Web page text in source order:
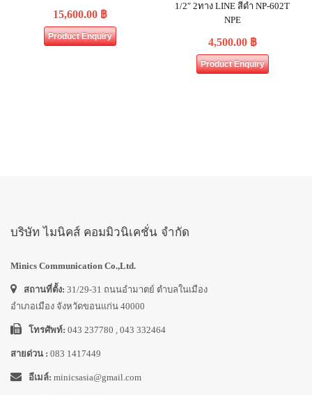
15,600.00 ฿
Product Enquiry
1/2″ 2ทาง LINE สีดำ NP-602T
NPE
4,500.00 ฿
Product Enquiry
บริษัท ไมนิคส์ คอมมิวนิเคชั่น จำกัด
Minics Communication Co.,Ltd.
สถานที่ตั้ง: 31/29-31 ถนนอำมาตย์ ตำบลในเมือง
อำเภอเมือง จังหวัดขอนแก่น 40000
โทรศัพท์: 043 237780 , 043 332464
สายด่วน : 083 1417449
อีเมล์: minicsasia@gmail.com